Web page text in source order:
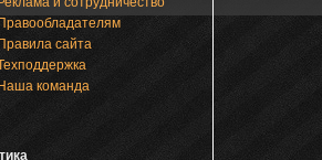
Правообладателям
Правила сайта
Наша команда